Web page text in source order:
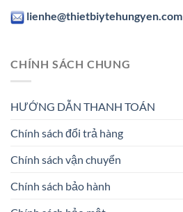
lienhe@thietbiytehungyen.com
CHÍNH SÁCH CHUNG
HƯỚNG DẪN THANH TOÁN
Chính sách đổi trả hàng
Chính sách vận chuyển
Chính sách bảo hành